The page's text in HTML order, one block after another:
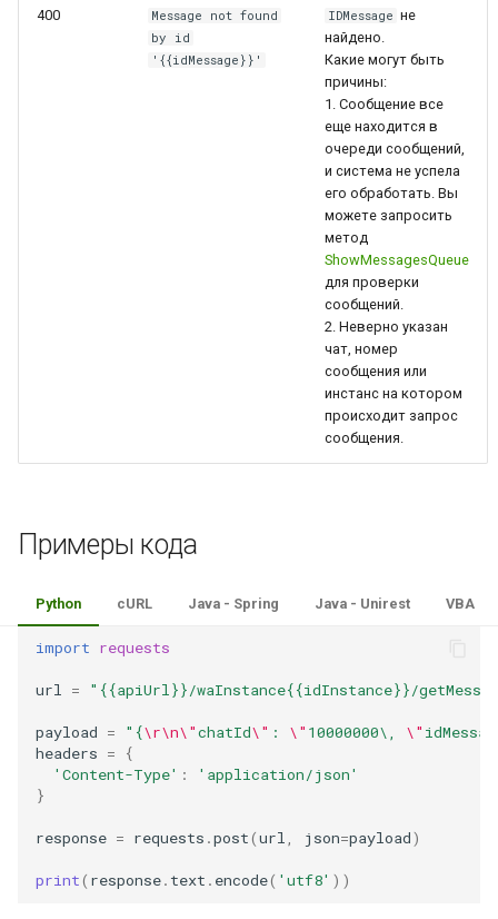
400
Message not found
by id
'{{idMessage}}'
IDMessage не
найдено.
Какие могут быть
причины:
1. Сообщение все
еще находится в
очереди сообщений,
и система не успела
его обработать. Вы
можете запросить
метод
ShowMessagesQueue
для проверки
сообщений.
2. Неверно указан
чат, номер
сообщения или
инстанс на котором
происходит запрос
сообщения.
Примеры кода
Python cURL Java - Spring Java - Unirest VBA
import requests
url = "{{apiUrl}}/waInstance{{idInstance}}/
payload = "{\r\n\"chatId\" : \" 10000000\, \"
headers =
{
'Content-Type' :
'application/json'
}
response = requests .post(url, json=payload)
print( response. text . encode( 'utf8' ))